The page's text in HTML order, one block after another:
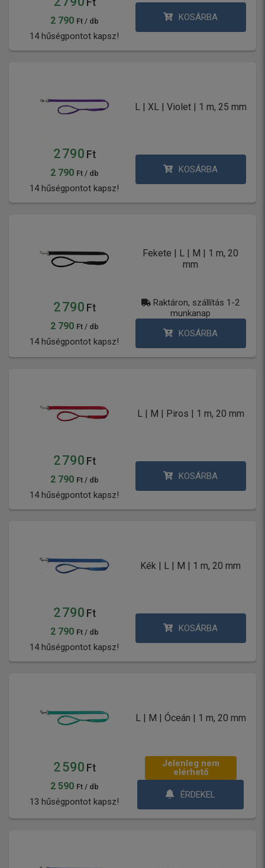
Ft
2 790 Ft / db
14 hűségpontot kapsz!
KOSÁRBA
L | XL | Violet | 1 m, 25 mm
2 790 Ft
2 790 Ft / db
14 hűségpontot kapsz!
KOSÁRBA
Fekete | L | M | 1 m, 20
mm
2 790 Ft
2 790 Ft / db
14 hűségpontot kapsz!
Raktáron, szállítás 1-2
munkanap
KOSÁRBA
L | M | Piros | 1 m, 20 mm
2 790 Ft
2 790 Ft / db
14 hűségpontot kapsz!
KOSÁRBA
Kék | L | M | 1 m, 20 mm
2 790 Ft
2 790 Ft / db
14 hűségpontot kapsz!
KOSÁRBA
L | M | Óceán | 1 m, 20 mm
2 590 Ft
2 590 Ft / db
13 hűségpontot kapsz!
Jelenleg nem
elérhető
ÉRDEKEL